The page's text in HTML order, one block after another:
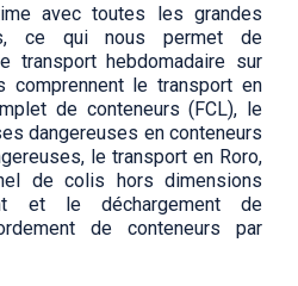
avec toutes les grandes
ce qui nous permet de
transport hebdomadaire sur
comprennent le transport en
de conteneurs (FCL), le
dangereuses en conteneurs
le transport en Roro,
de colis hors dimensions
et le déchargement de
de conteneurs par